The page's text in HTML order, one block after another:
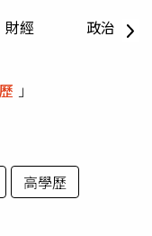
財經 政治
」
高學歷